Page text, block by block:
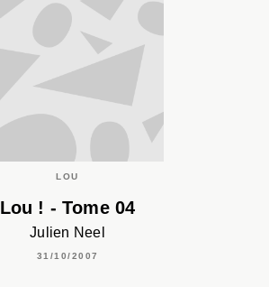
LOU
Lou ! - Tome 04
Julien Neel
31/10/2007